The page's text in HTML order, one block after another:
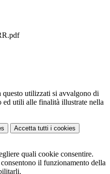
utilizzati si avvalgono di
ed utili alle finalità illustrate nella
Accetta tutti i cookies
quali cookie consentire.
il funzionamento della